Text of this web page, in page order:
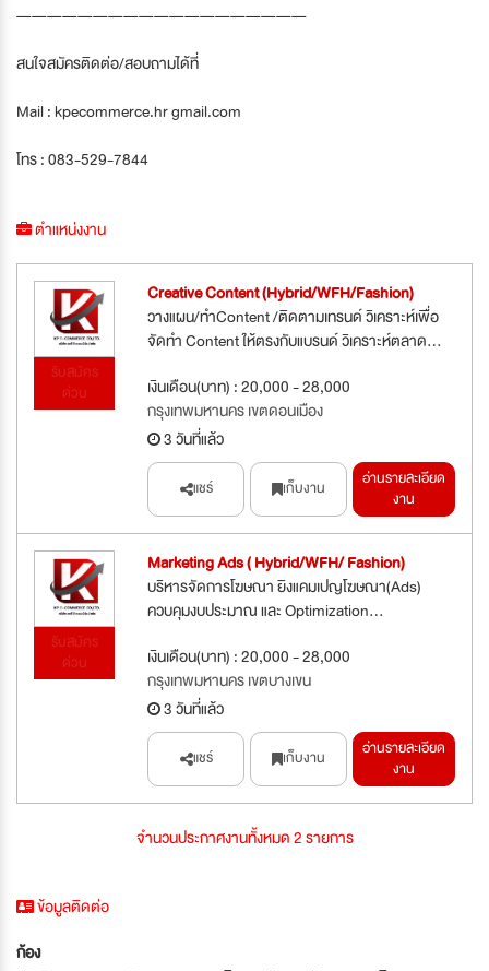
———————————————————
สนใจสมัครติดต่อ/สอบถามได้ที่
Mail : kpecommerce.hr gmail.com
โทร : 083-529-7844
ตำแหน่งงาน
รับสมัคร
ด่วน
Creative Content (Hybrid/WFH/Fashion)
วางแผน/ทำContent /ติดตามเทรนด์ วิเคราะห์เพื่อ
จัดทำ Content ให้ตรงกับแบรนด์ วิเคราะห์ตลาด...
เงินเดือน(บาท) : 20,000 - 28,000
กรุงเทพมหานคร เขตดอนเมือง
3 วันที่แล้ว
แชร์ เก็บงาน
อ่านรายละเอียด
งาน
รับสมัคร
ด่วน
Marketing Ads ( Hybrid/WFH/ Fashion)
บริหารจัดการโฆษณา ยิงแคมเปญโฆษณา(Ads)
ควบคุมงบประมาณ และ Optimization...
เงินเดือน(บาท) : 20,000 - 28,000
กรุงเทพมหานคร เขตบางเขน
3 วันที่แล้ว
แชร์ เก็บงาน
อ่านรายละเอียด
งาน
จำนวนประกาศงานทั้งหมด 2 รายการ
ข้อมูลติดต่อ
ก้อง